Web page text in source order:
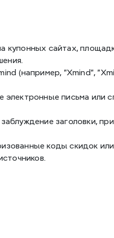
купонных сайтах,
(например, "Xmind",
электронные письма или
заголовки,
коды скидок